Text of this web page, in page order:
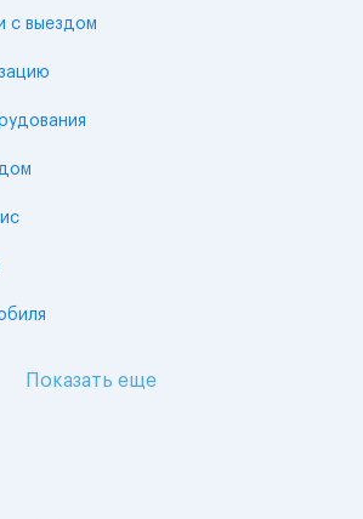
с выездом
Показать еще